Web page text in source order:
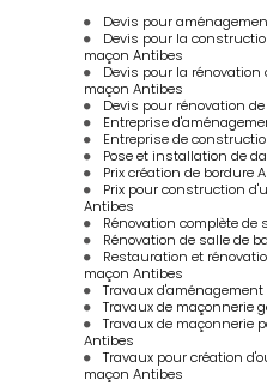
Devis pour
Devis pour la
maçon Antibes
Devis pour la
maçon Antibes
Devis pour rénovation
Entreprise
Entreprise de
Pose et installation de
Prix création de bordure
Prix pour construction
Antibes
Rénovation complète de
Rénovation de salle de
Restauration et
maçon Antibes
Travaux
Travaux de maçonnerie
Travaux de maçonnerie
Antibes
Travaux pour création
maçon Antibes